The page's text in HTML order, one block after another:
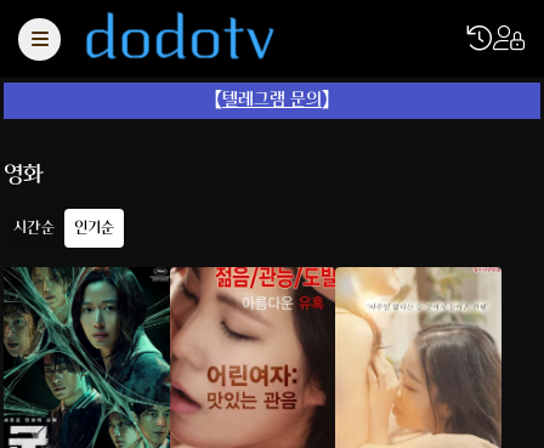
【텔레그램 문의】
영화
시간순 인기순